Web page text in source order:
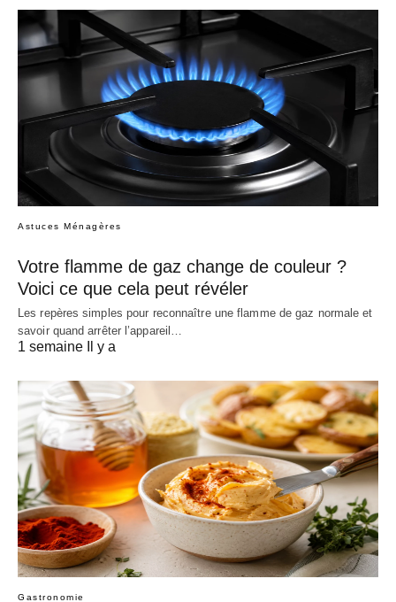
Astuces Ménagères
Votre flamme de gaz change de couleur ?
Voici ce que cela peut révéler
Les repères simples pour reconnaître une flamme de gaz normale et
savoir quand arrêter l’appareil…
1 semaine Il y a
Gastronomie